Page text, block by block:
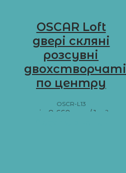
OSCAR Loft
двері скляні
розсувні
двохстворчаті
по центру
OSCR-L13
від 8 660
/ 1 м²